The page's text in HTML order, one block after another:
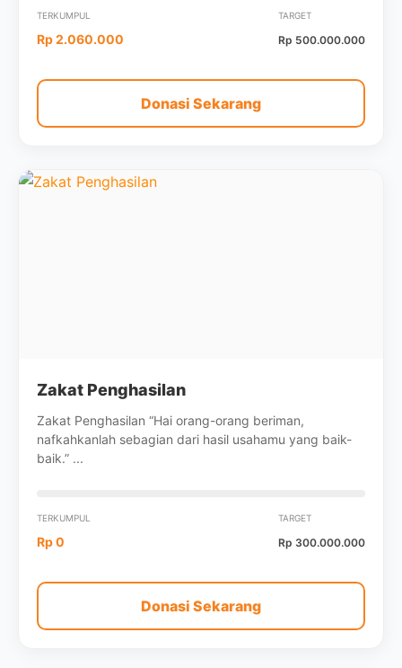
TERKUMPUL
Rp 2.060.000
TARGET
Rp 500.000.000
Donasi Sekarang
Zakat Penghasilan
Zakat Penghasilan “Hai orang-orang beriman,
nafkahkanlah sebagian dari hasil usahamu yang baik-
baik.” ...
TERKUMPUL
Rp 0
TARGET
Rp 300.000.000
Donasi Sekarang